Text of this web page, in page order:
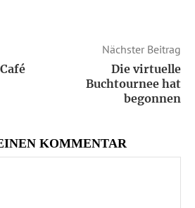
Nächster Beitrag
Die virtuelle
Buchtournee hat
begonnen
KOMMENTAR